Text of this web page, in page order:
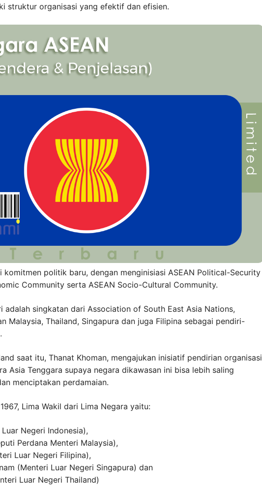
struktur organisasi yang efektif dan efisien.
komitmen politik baru, dengan menginisiasi ASEAN Political-Security
Community serta ASEAN Socio-Cultural Community.
adalah singkatan dari Association of South East Asia Nations,
Malaysia, Thailand, Singapura dan juga Filipina sebagai pendiri-
saat itu, Thanat Khoman, mengajukan inisiatif pendirian organisasi
Asia Tenggara supaya negara dikawasan ini bisa lebih saling
menciptakan perdamaian.
Lima Wakil dari Lima Negara yaitu:
Negeri Indonesia),
Perdana Menteri Malaysia),
Luar Negeri Filipina),
(Menteri Luar Negeri Singapura) dan
Luar Negeri Thailand)